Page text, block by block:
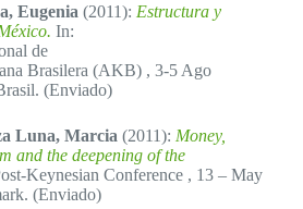
Eugenia (2011): Estructura y
In:
de
Brasilera (AKB) , 3-5 Ago
(Enviado)
Luna, Marcia (2011): Money,
and the deepening of the
Keynesian Conference , 13 – May
(Enviado)